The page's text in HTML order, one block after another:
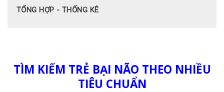
TỔNG HỢP - THỐNG KÊ
TÌM KIẾM TRẺ BẠI NÃO THEO NHIỀU
TIÊU CHUẨN